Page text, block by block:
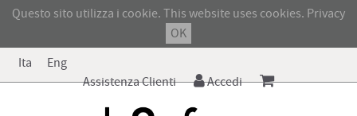
Questo sito utilizza i cookie. This website uses cookies. Privacy
OK
Ita
Eng
Assistenza Clienti
Accedi